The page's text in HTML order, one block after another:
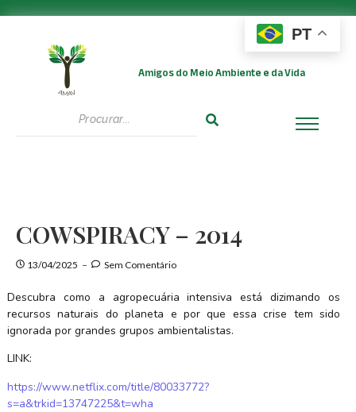
Amigos do Meio Ambiente e da Vida
COWSPIRACY – 2014
13/04/2025 Sem Comentário
Descubra como a agropecuária intensiva está dizimando os
recursos naturais do planeta e por que essa crise tem sido
ignorada por grandes grupos ambientalistas.
LINK:
https://www.netflix.com/title/80033772?
s=a&trkid=13747225&t=wha
PT